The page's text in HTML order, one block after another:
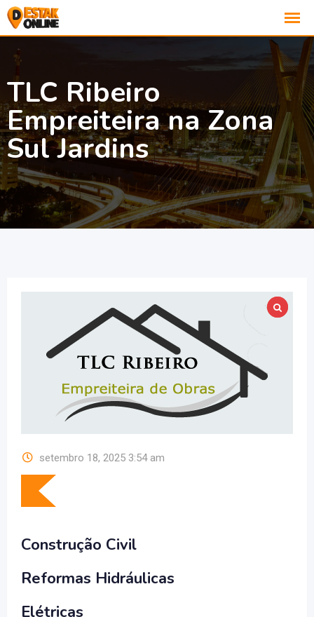
TLC Ribeiro
Empreiteira na Zona
Sul Jardins
setembro 18, 2025 3:54 am
Construção Civil
Reformas Hidráulicas
Elétricas